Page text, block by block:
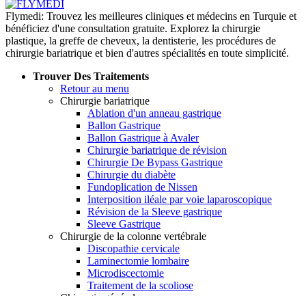
Flymedi: Trouvez les meilleures cliniques et médecins en Turquie et
bénéficiez d'une consultation gratuite. Explorez la chirurgie
plastique, la greffe de cheveux, la dentisterie, les procédures de
chirurgie bariatrique et bien d'autres spécialités en toute simplicité.
Trouver Des Traitements
Retour au menu
Chirurgie bariatrique
Ablation d'un anneau gastrique
Ballon Gastrique
Ballon Gastrique à Avaler
Chirurgie bariatrique de révision
Chirurgie De Bypass Gastrique
Chirurgie du diabète
Fundoplication de Nissen
Interposition iléale par voie laparoscopique
Révision de la Sleeve gastrique
Sleeve Gastrique
Chirurgie de la colonne vertébrale
Discopathie cervicale
Laminectomie lombaire
Microdiscectomie
Traitement de la scoliose